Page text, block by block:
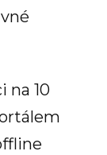
na 10